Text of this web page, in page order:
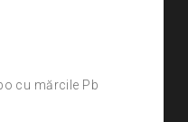
cu mărcile Pb